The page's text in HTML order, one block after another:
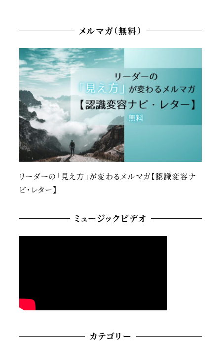
メルマガ（無料）
リーダーの「見え方」が変わるメルマガ【認識変容ナ
ビ・レター】
ミュージックビデオ
カテゴリー